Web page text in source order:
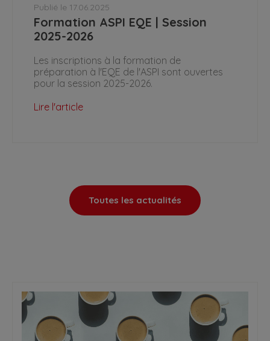
Publié le 17.06.2025
Formation ASPI EQE | Session
2025-2026
Les inscriptions à la formation de
préparation à l'EQE de l'ASPI sont ouvertes
pour la session 2025-2026.
Lire l'article
Toutes les actualités